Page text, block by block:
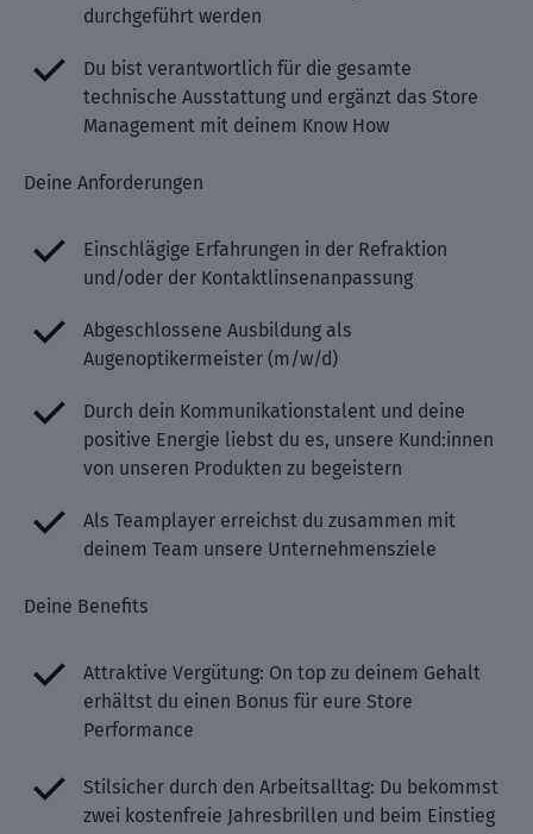
durchgeführt werden
Du bist verantwortlich für die gesamte
technische Ausstattung und ergänzt das Store
Management mit deinem Know How
Deine Anforderungen
Einschlägige Erfahrungen in der Refraktion
und/oder der Kontaktlinsenanpassung
Abgeschlossene Ausbildung als
Augenoptikermeister (m/w/d)
Durch dein Kommunikationstalent und deine
positive Energie liebst du es, unsere Kund:innen
von unseren Produkten zu begeistern
Als Teamplayer erreichst du zusammen mit
deinem Team unsere Unternehmensziele
Deine Benefits
Attraktive Vergütung: On top zu deinem Gehalt
erhältst du einen Bonus für eure Store
Performance
Stilsicher durch den Arbeitsalltag: Du bekommst
zwei kostenfreie Jahresbrillen und beim Einstieg